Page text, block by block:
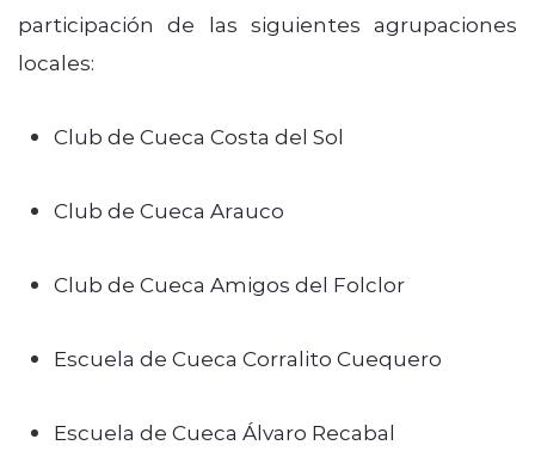
participación de las siguientes agrupaciones
locales:
Club de Cueca Costa del Sol
Club de Cueca Arauco
Club de Cueca Amigos del Folclor
Escuela de Cueca Corralito Cuequero
Escuela de Cueca Álvaro Recabal